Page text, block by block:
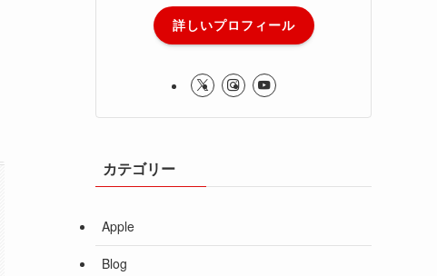
詳しいプロフィール
カテゴリー
Apple
Blog